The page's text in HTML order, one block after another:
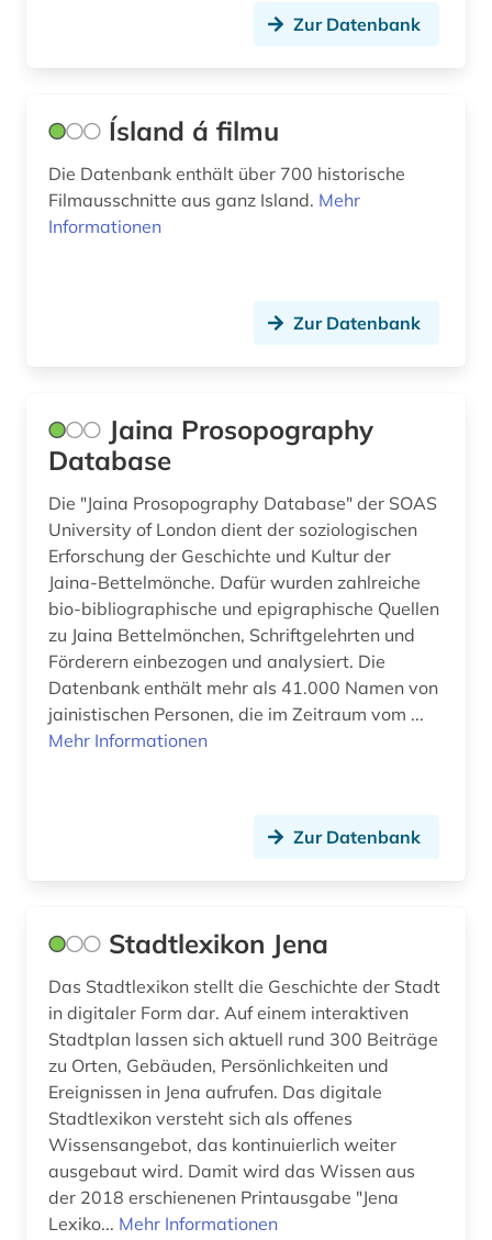
altertumswissenschaften (4)
altes ägypten (1)
altfäröisch (1)
althochdeutsch (1)
altisländisch (1)
altkarte (1)
altnorwegisch (1)
altokzitanisch (1)
altorientalistik (2)
altschwedisch (1)
altsächsisch (1)
amager (1)
amerikanische geschichte (7)
amerikanischer bürgerkrieg (1)
amerikanistik (3)
amman (1)
ammianus marcellinus (1)
amsterdam (1)
Norwegen (77)
Oesterreich (99)
Polen (49)
Rheinland-Pfalz (11)
Roemisches Reich (12)
Rumänien (13)
Russland, Sowjetunion (87)
Saarland (4)
Schweiz (34)
Serbien (11)
Skandinavien (8)
Slowakei (20)
Slowenien (12)
Spanien (17)
Suedamerika (36)
Zur Datenbank
Ísland á filmu
Die Datenbank enthält über 700 historische
Filmausschnitte aus ganz Island. Mehr
Informationen
Zur Datenbank
Jaina Prosopography
Database
Die "Jaina Prosopography Database" der SOAS
University of London dient der soziologischen
Erforschung der Geschichte und Kultur der
Jaina-Bettelmönche. Dafür wurden zahlreiche
bio-bibliographische und epigraphische Quellen
zu Jaina Bettelmönchen, Schriftgelehrten und
Förderern einbezogen und analysiert. Die
Datenbank enthält mehr als 41.000 Namen von
jainistischen Personen, die im Zeitraum vom ...
Mehr Informationen
Zur Datenbank
Stadtlexikon Jena
Das Stadtlexikon stellt die Geschichte der Stadt
in digitaler Form dar. Auf einem interaktiven
Stadtplan lassen sich aktuell rund 300 Beiträge
zu Orten, Gebäuden, Persönlichkeiten und
Ereignissen in Jena aufrufen. Das digitale
Stadtlexikon versteht sich als offenes
Wissensangebot, das kontinuierlich weiter
ausgebaut wird. Damit wird das Wissen aus
der 2018 erschienenen Printausgabe "Jena
Lexiko... Mehr Informationen